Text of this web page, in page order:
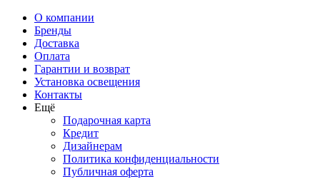
О компании
Бренды
Доставка
Оплата
Гарантии и возврат
Установка освещения
Контакты
Ещё
Подарочная карта
Кредит
Дизайнерам
Политика конфиденциальности
Публичная оферта